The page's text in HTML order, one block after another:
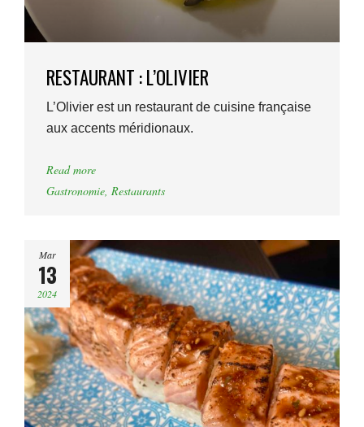
RESTAURANT : L’OLIVIER
L’Olivier est un restaurant de cuisine française
aux accents méridionaux.
Read more
Gastronomie, Restaurants
Mar
13
2024